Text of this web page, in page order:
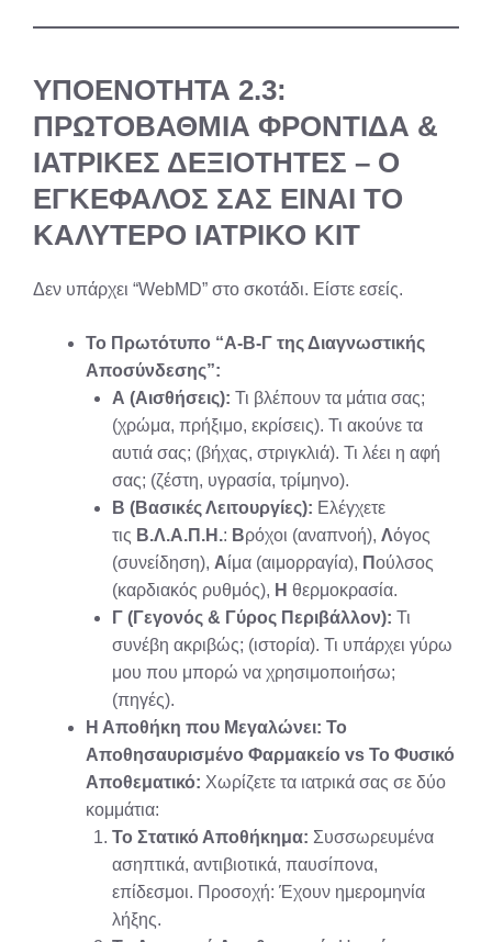
ΥΠΟΕΝΟΤΗΤΑ 2.3:
ΠΡΩΤΟΒΑΘΜΙΑ ΦΡΟΝΤΙΔΑ &
ΙΑΤΡΙΚΕΣ ΔΕΞΙΟΤΗΤΕΣ – Ο
ΕΓΚΕΦΑΛΟΣ ΣΑΣ ΕΙΝΑΙ ΤΟ
ΚΑΛΥΤΕΡΟ ΙΑΤΡΙΚΟ ΚΙΤ
Δεν υπάρχει “WebMD” στο σκοτάδι. Είστε εσείς.
Το Πρωτότυπο “Α-Β-Γ της Διαγνωστικής
Αποσύνδεσης”:
Α (Αισθήσεις): Τι βλέπουν τα μάτια σας;
(χρώμα, πρήξιμο, εκρίσεις). Τι ακούνε τα
αυτιά σας; (βήχας, στριγκλιά). Τι λέει η αφή
σας; (ζέστη, υγρασία, τρίμηνο).
Β (Βασικές Λειτουργίες): Ελέγχετε
τις Β.Λ.Α.Π.Η.: Bρόχοι (αναπνοή), Λόγος
(συνείδηση), Αίμα (αιμορραγία), Πούλσος
(καρδιακός ρυθμός), Η θερμοκρασία.
Γ (Γεγονός & Γύρος Περιβάλλον): Τι
συνέβη ακριβώς; (ιστορία). Τι υπάρχει γύρω
μου που μπορώ να χρησιμοποιήσω;
(πηγές).
Η Αποθήκη που Μεγαλώνει: Το
Αποθησαυρισμένο Φαρμακείο vs Το Φυσικό
Αποθεματικό: Χωρίζετε τα ιατρικά σας σε δύο
κομμάτια:
Το Στατικό Αποθήκημα: Συσσωρευμένα
ασηπτικά, αντιβιοτικά, παυσίπονα,
επίδεσμοι. Προσοχή: Έχουν ημερομηνία
λήξης.